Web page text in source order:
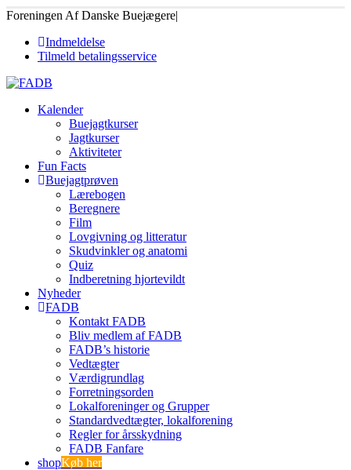
Foreningen Af Danske Buejægere|
Indmeldelse
Tilmeld betalingsservice
Kalender
Buejagtkurser
Jagtkurser
Aktiviteter
Fun Facts
Buejagtprøven
Lærebogen
Beregnere
Film
Lovgivning og litteratur
Skudvinkler og anatomi
Quiz
Indberetning hjortevildt
Nyheder
FADB
Kontakt FADB
Bliv medlem af FADB
FADB’s historie
Vedtægter
Værdigrundlag
Forretningsorden
Lokalforeninger og Grupper
Standardvedtægter, lokalforening
Regler for årsskydning
FADB Fanfare
shopKøb her